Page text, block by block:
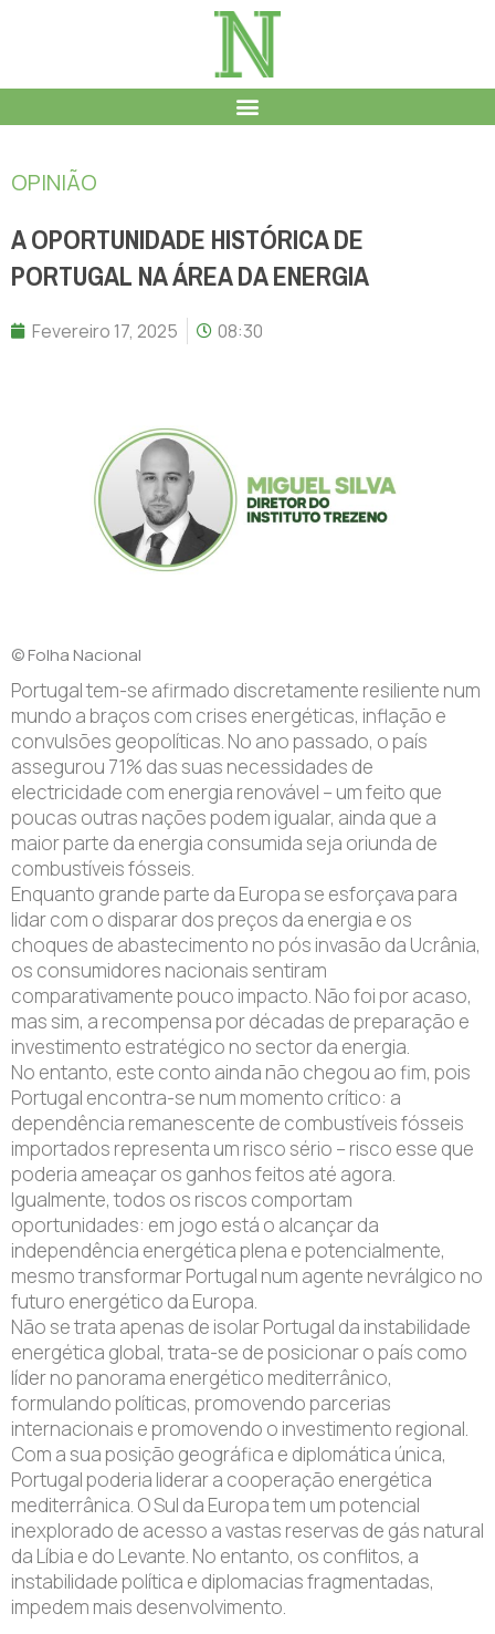
OPINIÃO
A OPORTUNIDADE HISTÓRICA DE
PORTUGAL NA ÁREA DA ENERGIA
Fevereiro 17, 2025 08:30
© Folha Nacional
Portugal tem-se afirmado discretamente resiliente num
mundo a braços com crises energéticas, inflação e
convulsões geopolíticas. No ano passado, o país
assegurou 71% das suas necessidades de
electricidade com energia renovável – um feito que
poucas outras nações podem igualar, ainda que a
maior parte da energia consumida seja oriunda de
combustíveis fósseis.
Enquanto grande parte da Europa se esforçava para
lidar com o disparar dos preços da energia e os
choques de abastecimento no pós invasão da Ucrânia,
os consumidores nacionais sentiram
comparativamente pouco impacto. Não foi por acaso,
mas sim, a recompensa por décadas de preparação e
investimento estratégico no sector da energia.
No entanto, este conto ainda não chegou ao fim, pois
Portugal encontra-se num momento crítico: a
dependência remanescente de combustíveis fósseis
importados representa um risco sério – risco esse que
poderia ameaçar os ganhos feitos até agora.
Igualmente, todos os riscos comportam
oportunidades: em jogo está o alcançar da
independência energética plena e potencialmente,
mesmo transformar Portugal num agente nevrálgico no
futuro energético da Europa.
Não se trata apenas de isolar Portugal da instabilidade
energética global, trata-se de posicionar o país como
líder no panorama energético mediterrânico,
formulando políticas, promovendo parcerias
internacionais e promovendo o investimento regional.
Com a sua posição geográfica e diplomática única,
Portugal poderia liderar a cooperação energética
mediterrânica. O Sul da Europa tem um potencial
inexplorado de acesso a vastas reservas de gás natural
da Líbia e do Levante. No entanto, os conflitos, a
instabilidade política e diplomacias fragmentadas,
impedem mais desenvolvimento.